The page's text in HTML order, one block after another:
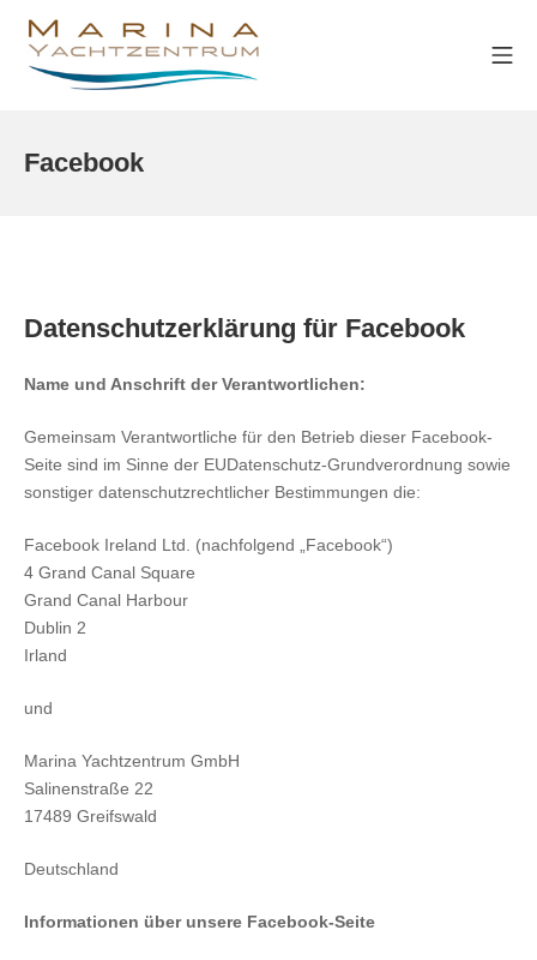
Inhalt
springen
Facebook
Datenschutzerklärung für Facebook
Name und Anschrift der Verantwortlichen:
Gemeinsam Verantwortliche für den Betrieb dieser Facebook-
Seite sind im Sinne der EUDatenschutz-Grundverordnung sowie
sonstiger datenschutzrechtlicher Bestimmungen die:
Facebook Ireland Ltd. (nachfolgend „Facebook“)
4 Grand Canal Square
Grand Canal Harbour
Dublin 2
Irland
und
Marina Yachtzentrum GmbH
Salinenstraße 22
17489 Greifswald
Deutschland
Informationen über unsere Facebook-Seite